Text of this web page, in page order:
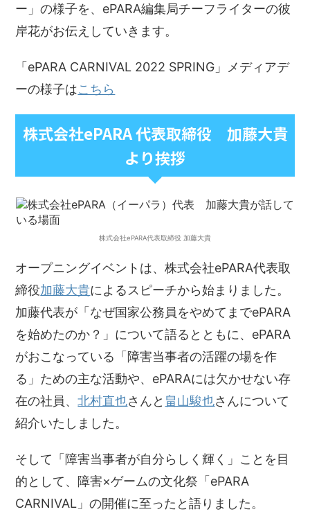
ー」の様子を、ePARA編集局チーフライターの彼
岸花がお伝えしていきます。
「ePARA CARNIVAL 2022 SPRING」メディアデ
ーの様子はこちら
株式会社ePARA 代表取締役 加藤大貴
より挨拶
株式会社ePARA代表取締役 加藤大貴
オープニングイベントは、株式会社ePARA代表取
締役加藤大貴によるスピーチから始まりました。
加藤代表が「なぜ国家公務員をやめてまでePARA
を始めたのか？」について語るとともに、ePARA
がおこなっている「障害当事者の活躍の場を作
る」ための主な活動や、ePARAには欠かせない存
在の社員、北村直也さんと 畠山駿也さんについて
紹介いたしました。
そして「障害当事者が自分らしく輝く」ことを目
的として、障害×ゲームの文化祭「ePARA
CARNIVAL」の開催に至ったと語りました。